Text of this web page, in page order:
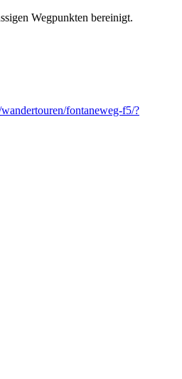
Wegpunkten bereinigt.
fontaneweg-f5/?